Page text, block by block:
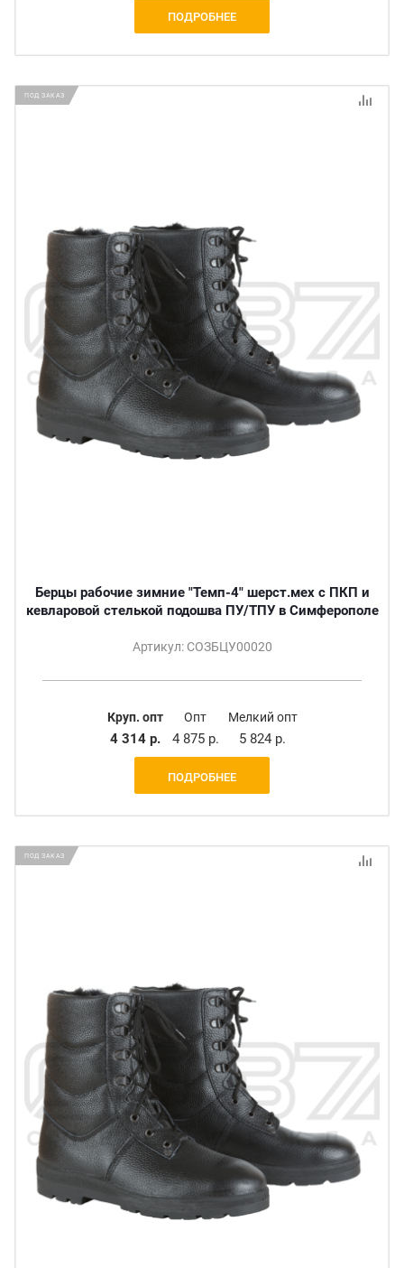
ПОДРОБНЕЕ
ПОД ЗАКАЗ
Берцы рабочие зимние "Темп-4" шерст.мех с ПКП и
кевларовой стелькой подошва ПУ/ТПУ в Симферополе
Артикул: СОЗБЦУ00020
Круп. опт
4 314 р.
Опт
4 875 р.
Мелкий опт
5 824 р.
ПОДРОБНЕЕ
ПОД ЗАКАЗ